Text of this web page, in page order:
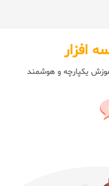
افزار
یکپارچه و هوشمند